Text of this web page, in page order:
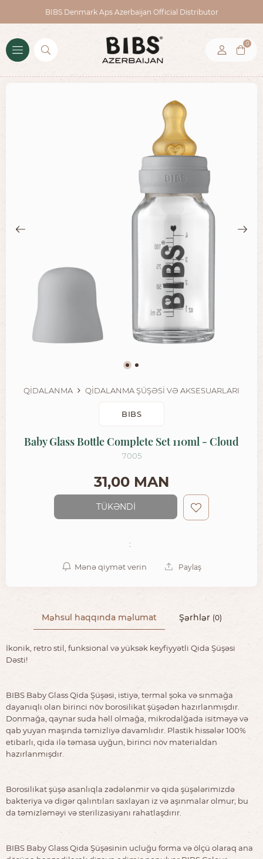
BIBS Denmark Aps Azerbaijan Official Distributor
0
QİDALANMA QİDALANMA ŞÜŞƏSİ VƏ AKSESUARLARI
BIBS
Baby Glass Bottle Complete Set 110ml - Cloud
7005
31,00 MAN
TÜKƏNDİ
:
Mənə qiymət verin Paylaş
Məhsul haqqında məlumat Şərhlər (0)
İkonik, retro stil, funksional və yüksək keyfiyyətli Qida Şüşəsi
Dəsti!
BIBS Baby Glass Qida Şüşəsi, istiyə, termal şoka və sınmağa
dayanıqlı olan birinci növ borosilikat şüşədən hazırlanmışdır.
Donmağa, qaynar suda həll olmağa, mikrodalğada isitməyə və
qab yuyan maşında təmizliyə davamlıdır. Plastik hissələr 100%
etibarlı, qida ilə təmasa uyğun, birinci növ materialdan
hazırlanmışdır.
Borosilikat şüşə asanlıqla zədələnmir və qida şüşələrimizdə
bakteriya və digər qalıntıları saxlayan iz və aşınmalar olmur; bu
da təmizləməyi və sterilizasiyanı rahatlaşdırır.
BIBS Baby Glass Qida Şüşəsinin ucluğu forma və ölçü olaraq ana